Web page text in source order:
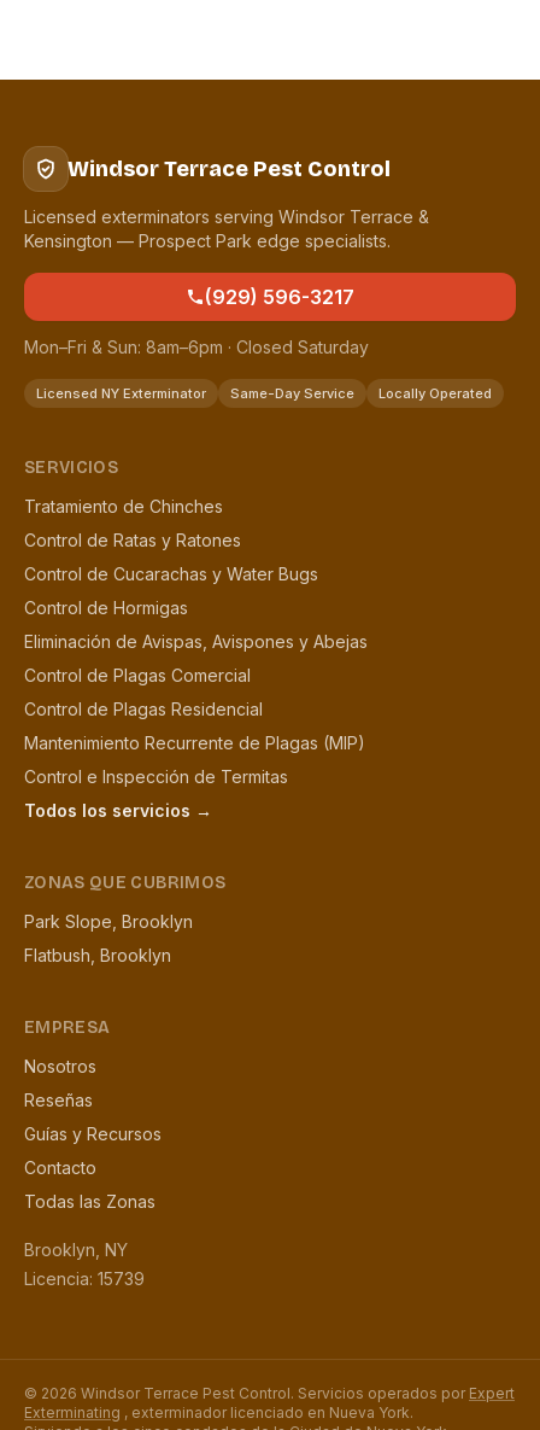
Windsor Terrace Pest Control
Licensed exterminators serving Windsor Terrace &
Kensington — Prospect Park edge specialists.
(929) 596-3217
Mon–Fri & Sun: 8am–6pm · Closed Saturday
Licensed NY Exterminator Same-Day Service Locally Operated
SERVICIOS
Tratamiento de Chinches
Control de Ratas y Ratones
Control de Cucarachas y Water Bugs
Control de Hormigas
Eliminación de Avispas, Avispones y Abejas
Control de Plagas Comercial
Control de Plagas Residencial
Mantenimiento Recurrente de Plagas (MIP)
Control e Inspección de Termitas
Todos los servicios →
ZONAS QUE CUBRIMOS
Park Slope, Brooklyn
Flatbush, Brooklyn
EMPRESA
Nosotros
Reseñas
Guías y Recursos
Contacto
Todas las Zonas
Brooklyn, NY
Licencia: 15739
© 2026 Windsor Terrace Pest Control. Servicios operados por Expert
Exterminating , exterminador licenciado en Nueva York.